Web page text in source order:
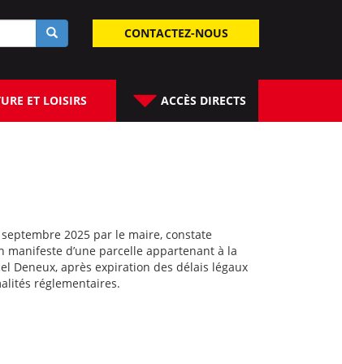
CONTACTEZ-NOUS
ET LOISIRS ACCÈS DIRECTS
2025 par le maire, constate
manifeste d’une parcelle appartenant à la
Deneux, après expiration des délais légaux
réglementaires.